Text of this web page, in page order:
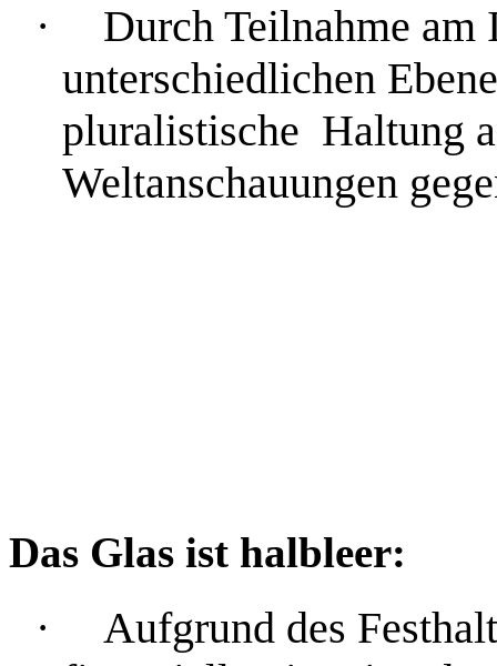
·
Durch Teilnahme
unterschiedlichen
pluralistische Haltung
Weltanschauungen
Das Glas ist halbleer:
·
Aufgrund des